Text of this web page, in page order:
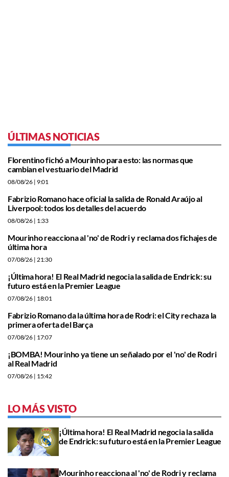
ÚLTIMAS NOTICIAS
Florentino fichó a Mourinho para esto: las normas que
cambian el vestuario del Madrid
08/08/26 | 9:01
Fabrizio Romano hace oficial la salida de Ronald Araújo al
Liverpool: todos los detalles del acuerdo
08/08/26 | 1:33
Mourinho reacciona al 'no' de Rodri y reclama dos fichajes de
última hora
07/08/26 | 21:30
¡Última hora! El Real Madrid negocia la salida de Endrick: su
futuro está en la Premier League
07/08/26 | 18:01
Fabrizio Romano da la última hora de Rodri: el City rechaza la
primera oferta del Barça
07/08/26 | 17:07
¡BOMBA! Mourinho ya tiene un señalado por el 'no' de Rodri
al Real Madrid
07/08/26 | 15:42
LO MÁS VISTO
¡Última hora! El Real Madrid negocia la salida
de Endrick: su futuro está en la Premier League
Mourinho reacciona al 'no' de Rodri y reclama